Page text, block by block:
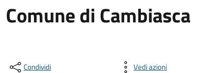
Comune di Cambiasca
Condividi Vedi azioni